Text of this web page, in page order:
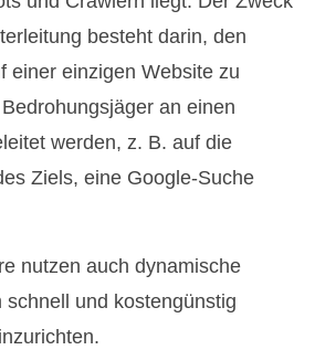
besteht darin, den
einer einzigen Website zu
an einen
werden, z. B. auf die
Ziels, eine Google-Suche
nutzen auch dynamische
schnell und kostengünstig